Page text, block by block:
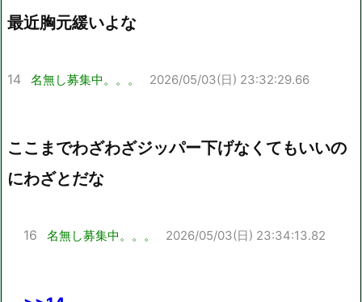
最近胸元緩いよな
14 名無し募集中。。。 2026/05/03(日) 23:32:29.66
ここまでわざわざジッパー下げなくてもいいの
にわざとだな
16 名無し募集中。。。 2026/05/03(日) 23:34:13.82